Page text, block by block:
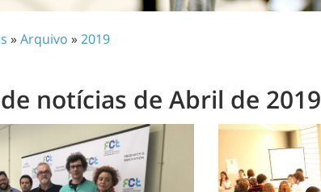
»Arquivo »2019
notícias de Abril de 2019